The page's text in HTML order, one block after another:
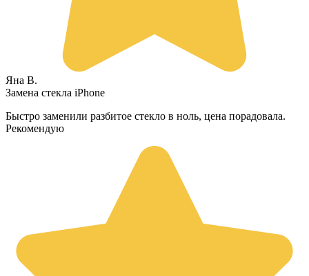
Яна В.
Замена стекла iPhone
Быстро заменили разбитое стекло в ноль, цена порадовала.
Рекомендую